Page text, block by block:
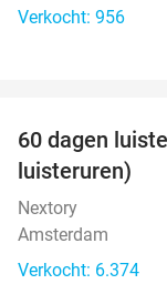
Verkocht: 956
60 dagen
luisteruren)
Nextory
Amsterdam
Verkocht: 6.374